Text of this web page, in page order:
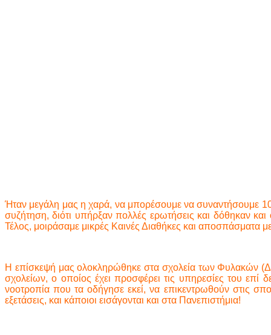
Ήταν μεγάλη μας η χαρά, να μπορέσουμε να συναντήσουμε 10
συζήτηση, διότι υπήρξαν πολλές ερωτήσεις και δόθηκαν και
Τέλος, μοιράσαμε μικρές Καινές Διαθήκες και αποσπάσματα
Η επίσκεψή μας ολοκληρώθηκε στα σχολεία των Φυλακών
σχολείων, ο οποίος έχει προσφέρει τις υπηρεσίες του
νοοτροπία που τα οδήγησε εκεί, να επικεντρωθούν στις
εξετάσεις, και κάποιοι εισάγονται και στα Πανεπιστήμια!